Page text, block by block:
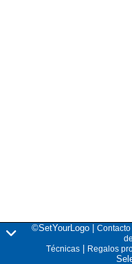
©SetYourLogo | Contacto
Técnicas| Regalos